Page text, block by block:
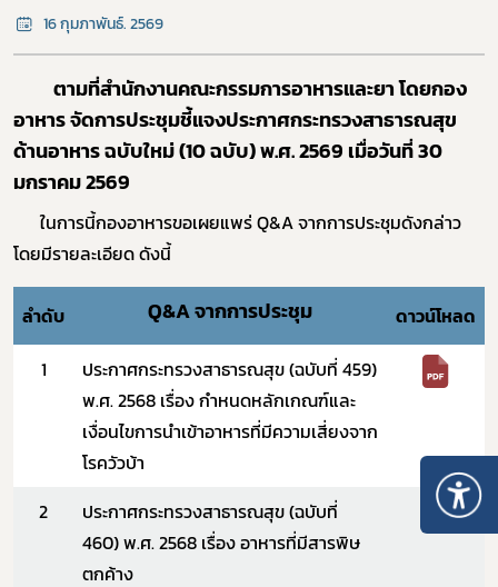
16 กุมภาพันธ์. 2569
ตามที่สำนักงานคณะกรรมการอาหารและยา โดยกอง
อาหาร จัดการประชุมชี้แจงประกาศกระทรวงสาธารณสุข
ด้านอาหาร ฉบับใหม่ (10ฉบับ) พ.ศ.2569 เมื่อวันที่ 30
มกราคม 2569
ในการนี้กองอาหารขอเผยแพร่Q&Aจากการประชุมดังกล่าว
โดยมีรายละเอียด ดังนี้
ลำดับ Q&Aจากการประชุม
ดาวน์โหลด
1
ประกาศกระทรวงสาธารณสุข (ฉบับที่ 459)
พ.ศ. 2568 เรื่อง กำหนดหลักเกณฑ์และ
เงื่อนไขการนำเข้าอาหารที่มีความเสี่ยงจาก
โรควัวบ้า
2
ประกาศกระทรวงสาธารณสุข (ฉบับที่
460) พ.ศ. 2568 เรื่องอาหารที่มีสารพิษ
ตกค้าง